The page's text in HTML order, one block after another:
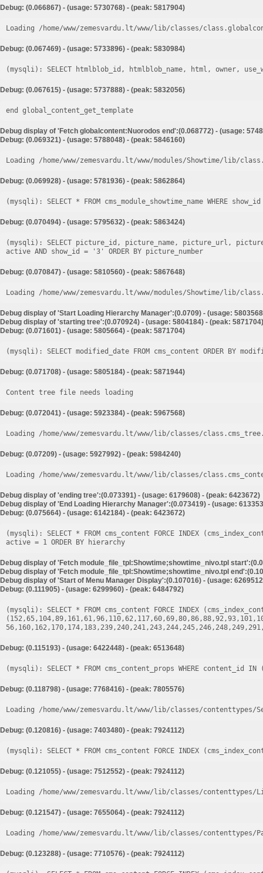
Debug: (0.066867) - (usage: 5730768) - (peak: 5817904)
Loading /home/www/zemesvardu.lt/www/lib/classes/
Debug: (0.067469) - (usage: 5733896) - (peak: 5830984)
Debug: (0.067615) - (usage: 5737888) - (peak: 5832056)
end global_content_get_template
Debug display of 'Fetch globalcontent:Nuorodos end':(0.068772) - (usage:
Debug: (0.069321) - (usage: 5788048) - (peak: 5846160)
Loading /home/www/zemesvardu.lt/www/modules/Showtime/lib/
Debug: (0.069928) - (usage: 5781936) - (peak: 5862864)
Debug: (0.070494) - (usage: 5795632) - (peak: 5863424)
(mysqli): SELECT picture_id, picture_name, picture_url,
Debug: (0.070847) - (usage: 5810560) - (peak: 5867648)
Loading /home/www/zemesvardu.lt/www/modules/Showtime/lib/
Debug display of 'Start Loading Hierarchy Manager':(0.0709) - (usage:
Debug display of 'starting tree':(0.070924) - (usage: 5804184) - (peak: 5871704)
Debug: (0.071601) - (usage: 5805664) - (peak: 5871704)
Debug: (0.071708) - (usage: 5805184) - (peak: 5871944)
Content tree file needs loading
Debug: (0.072041) - (usage: 5923384) - (peak: 5967568)
Loading /home/www/zemesvardu.lt/www/lib/classes/
Debug: (0.07209) - (usage: 5927992) - (peak: 5984240)
Loading /home/www/zemesvardu.lt/www/lib/classes/
Debug display of 'ending tree':(0.073391) - (usage: 6179608) - (peak: 6423672)
Debug display of 'End Loading Hierarchy Manager':(0.073419) - (usage:
Debug: (0.075664) - (usage: 6142184) - (peak: 6423672)
(mysqli): SELECT * FROM cms_content FORCE INDEX
Debug display of 'Fetch module_file_tpl:Showtime;showtime_nivo.tpl
Debug display of 'Fetch module_file_tpl:Showtime;showtime_nivo.tpl
Debug display of 'Start of Menu Manager Display':(0.107016) - (usage:
Debug: (0.111905) - (usage: 6299960) - (peak: 6484792)
(mysqli): SELECT * FROM cms_content FORCE INDEX
Debug: (0.115193) - (usage: 6422448) - (peak: 6513648)
Debug: (0.118798) - (usage: 7768416) - (peak: 7805576)
Loading /home/www/zemesvardu.lt/www/lib/classes/
Debug: (0.120816) - (usage: 7403480) - (peak: 7924112)
Debug: (0.121055) - (usage: 7512552) - (peak: 7924112)
Loading /home/www/zemesvardu.lt/www/lib/classes/
Debug: (0.121547) - (usage: 7655064) - (peak: 7924112)
Loading /home/www/zemesvardu.lt/www/lib/classes/
Debug: (0.123288) - (usage: 7710576) - (peak: 7924112)